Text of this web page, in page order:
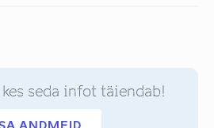
seda infot täiendab!